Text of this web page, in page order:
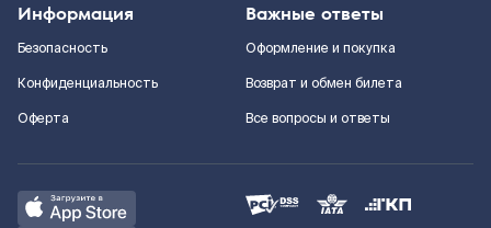
Информация
Безопасность
Конфиденциальность
Оферта
Важные ответы
Оформление и покупка
Возврат и обмен билета
Все вопросы и ответы